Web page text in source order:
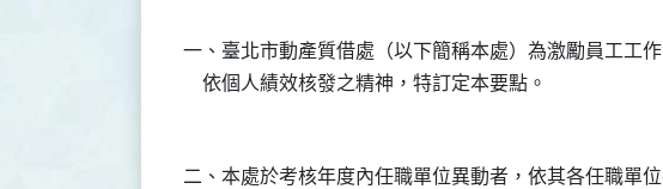
一、臺北市動產質借處（以下簡稱本處）為激勵員工工
二、本處於考核年度內任職單位異動者，依其各任職單